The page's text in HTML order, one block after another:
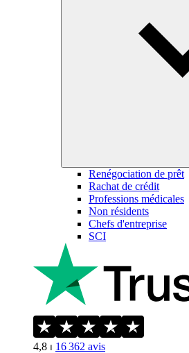
Renégociation de prêt
Rachat de crédit
Professions médicales
Non résidents
Chefs d'entreprise
SCI
4,8 ⏐ 16 362 avis